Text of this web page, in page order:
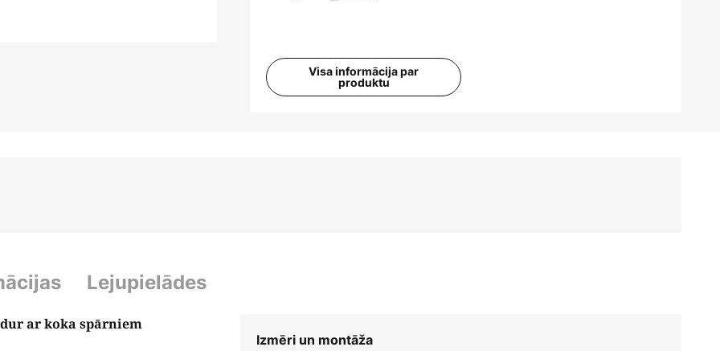
Visa informācija par
produktu
Lejupielādes
ar koka spārniem
Izmēri un montāža